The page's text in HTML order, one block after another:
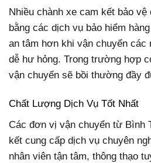
Nhiều chành xe cam kết bảo
bằng các dịch vụ bảo hiểm
an tâm hơn khi vận chuyển các
dễ hư hỏng. Trong trường hợp
vận chuyển sẽ bồi thường đầy
Chất Lượng Dịch Vụ Tốt Nhất
Các đơn vị vận chuyển từ Bình
kết cung cấp dịch vụ chuyên
nhân viên tận tâm, thông thạo